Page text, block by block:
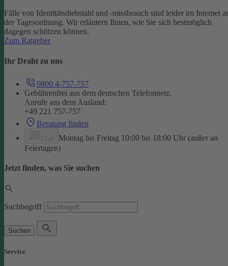
Fälle von Identitätsdiebstahl und -missbrauch sind leider im Internet
der Tagesordnung. Wir erläutern Ihnen, wie Sie sich bestmöglich
dagegen schützen können.
Zum Ratgeber
Ihr Draht zu uns
0800 4-757-757
Gebührenfrei aus dem deutschen Telefonnetz.
Anrufe aus dem Ausland:
+49 221 757-757
Beratung finden
Montag bis Freitag 10:00 bis 18:00 Uhr (außer an
Feiertagen)
Jetzt finden, was Sie suchen
Suchbegriff
Suchen
Service